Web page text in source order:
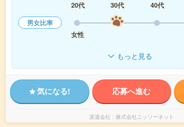
20代
30代 40代
男女比率
女性
もっと見る
気になる! 応募へ進む
派遣会社 株式会社ニッソーネット